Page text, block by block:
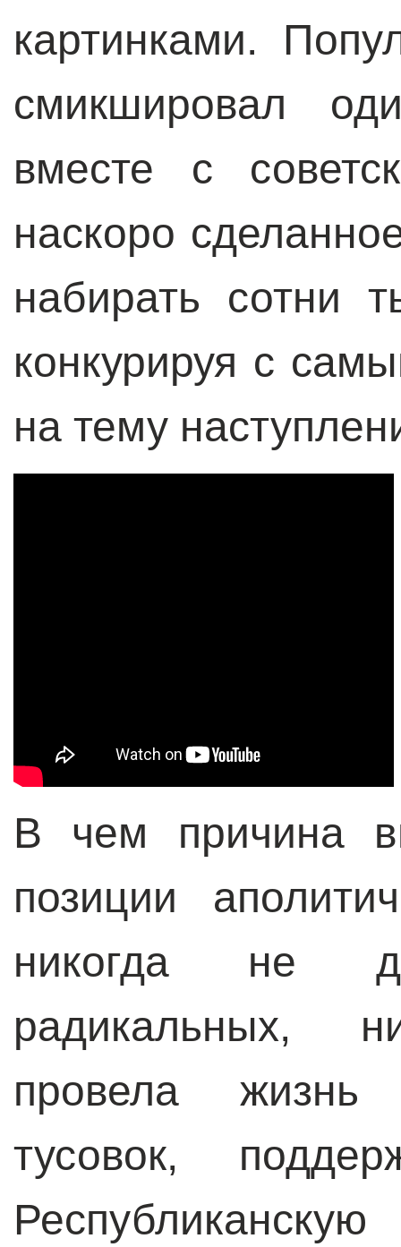
картинками.
смикшировал
вместе с
наскоро
набирать сотни
конкурируя с
на тему
В чем причина
позиции
никогда не
радикальных,
провела жизнь
тусовок,